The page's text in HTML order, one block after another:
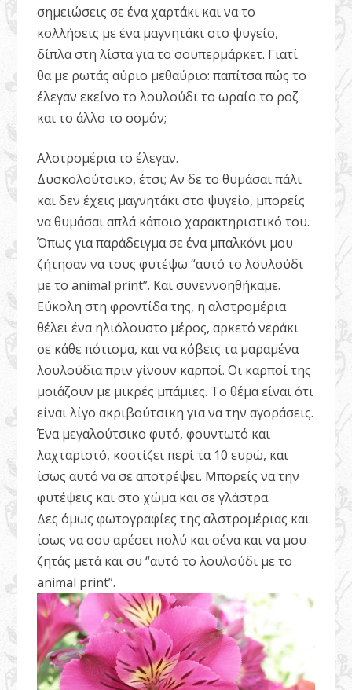
σημειώσεις σε ένα χαρτάκι και να το
κολλήσεις με ένα μαγνητάκι στο ψυγείο,
δίπλα στη λίστα για το σουπερμάρκετ. Γιατί
θα με ρωτάς αύριο μεθαύριο: παπίτσα πώς το
έλεγαν εκείνο το λουλούδι το ωραίο το ροζ
και το άλλο το σομόν;
Αλστρομέρια το έλεγαν.
Δυσκολούτσικο, έτσι; Αν δε το θυμάσαι πάλι
και δεν έχεις μαγνητάκι στο ψυγείο, μπορείς
να θυμάσαι απλά κάποιο χαρακτηριστικό του.
Όπως για παράδειγμα σε ένα μπαλκόνι μου
ζήτησαν να τους φυτέψω “αυτό το λουλούδι
με το animal print”. Και συνεννοηθήκαμε.
Εύκολη στη φροντίδα της, η αλστρομέρια
θέλει ένα ηλιόλουστο μέρος, αρκετό νεράκι
σε κάθε πότισμα, και να κόβεις τα μαραμένα
λουλούδια πριν γίνουν καρποί. Οι καρποί της
μοιάζουν με μικρές μπάμιες. Το θέμα είναι ότι
είναι λίγο ακριβούτσικη για να την αγοράσεις.
Ένα μεγαλούτσικο φυτό, φουντωτό και
λαχταριστό, κοστίζει περί τα 10 ευρώ, και
ίσως αυτό να σε αποτρέψει. Μπορείς να την
φυτέψεις και στο χώμα και σε γλάστρα.
Δες όμως φωτογραφίες της αλστρομέριας και
ίσως να σου αρέσει πολύ και σένα και να μου
ζητάς μετά και συ “αυτό το λουλούδι με το
animal print”.